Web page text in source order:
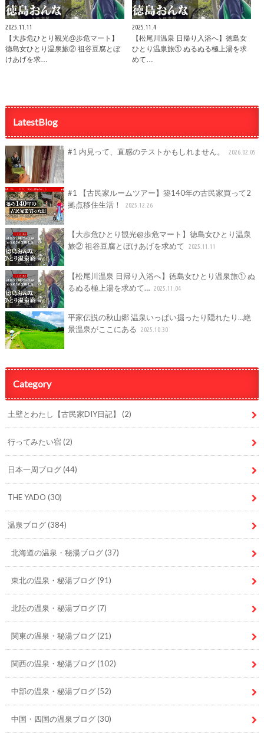
2025.11.11
【大歩危ひとり観光@歩危マート】
徳島女ひとり温泉旅② 祖谷豆腐とぼ
けあげを求…
2025.11.4
【松尾川温泉 日帰り入浴へ】徳島女
ひとり温泉旅① ぬるぬる極上湯を求
めて…
LatestBlog
#1 内見って、直感のテストかもしれません。 2026.02.05
#1 【古民家ルームツアー】築140年の古民家買って2
拠点移住生活！
2025.12.26
【大歩危ひとり観光@歩危マート】徳島女ひとり温泉
旅② 祖谷豆腐とぼけあげを求めて
2025.11.11
【松尾川温泉 日帰り入浴へ】徳島女ひとり温泉旅① ぬ
るぬる極上湯を求めて… 2025.11.04
平家伝説の秋山郷 温泉いっぱい掘ったり隠れたり…絶
景温泉がここにある
2025.10.30
Category
土壁とわたし【古民家DIY日記】 (2)
行ってみたい宿(2)
日本一周ブログ(44)
THE YADO (30)
温泉ブログ(384)
北海道の温泉・秘湯ブログ(37)
東北の温泉・秘湯ブログ(91)
北陸の温泉・秘湯ブログ(7)
関東の温泉・秘湯ブログ(21)
関西の温泉・秘湯ブログ(102)
中部の温泉・秘湯ブログ(52)
中国・四国の温泉ブログ(30)